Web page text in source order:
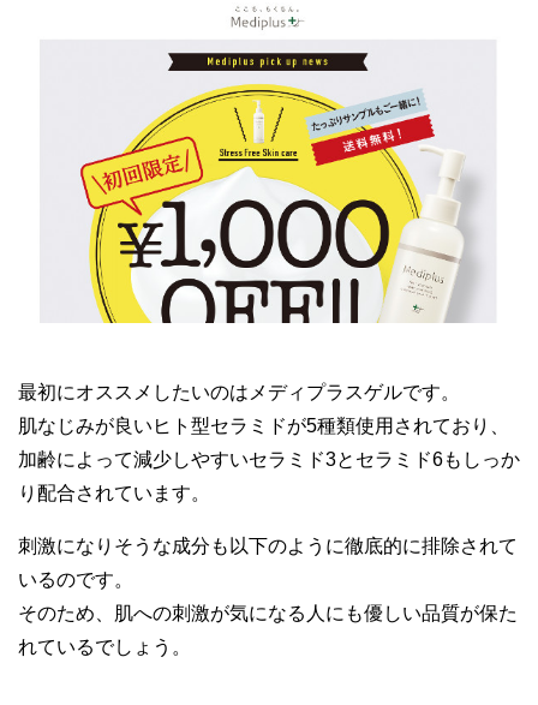
最初にオススメしたいのはメディプラスゲルです。
肌なじみが良いヒト型セラミドが5種類使用されており、
加齢によって減少しやすいセラミド3とセラミド6もしっか
り配合されています。
刺激になりそうな成分も以下のように徹底的に排除されて
いるのです。
そのため、肌への刺激が気になる人にも優しい品質が保た
れているでしょう。